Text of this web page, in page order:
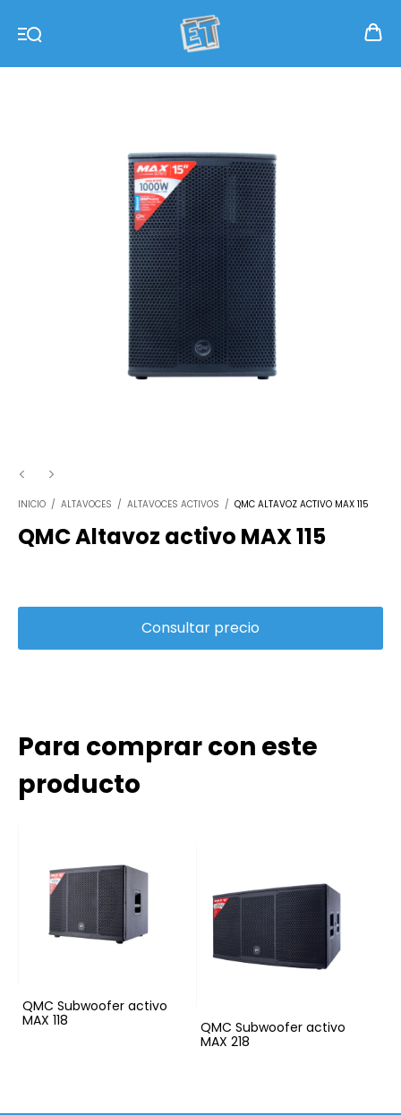
INICIO / ALTAVOCES / ALTAVOCES ACTIVOS / QMC ALTAVOZ ACTIVO MAX 115
QMC Altavoz activo MAX 115
Para comprar con este
producto
QMC Subwoofer activo
MAX 118
QMC Subwoofer activo
MAX 218